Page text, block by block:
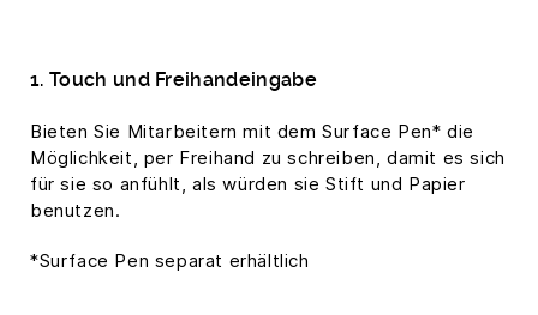
1. Touch und Freihandeingabe
Bieten Sie Mitarbeitern mit dem Surface Pen* die
Möglichkeit, per Freihand zu schreiben, damit es sich
für sie so anfühlt, als würden sie Stift und Papier
benutzen.
*Surface Pen separat erhältlich